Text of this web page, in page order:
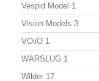
Vespid Model 1
Vision Models 3
VOiiO 1
WARSLUG 1
Wilder 17